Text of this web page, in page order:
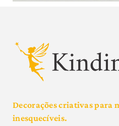
Decorações criativas para
inesquecíveis.